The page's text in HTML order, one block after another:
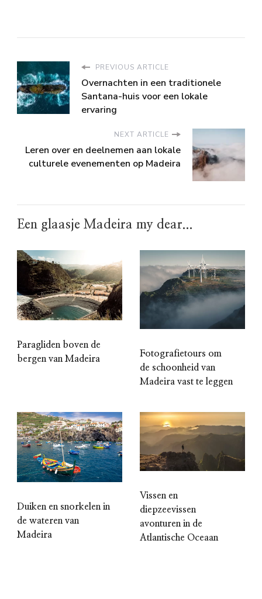
PREVIOUS ARTICLE
Overnachten in een traditionele
Santana-huis voor een lokale
ervaring
NEXT ARTICLE
Leren over en deelnemen aan lokale
culturele evenementen op Madeira
Een glaasje Madeira my dear...
Paragliden boven de
bergen van Madeira
Fotografietours om
de schoonheid van
Madeira vast te leggen
Duiken en snorkelen in
de wateren van
Madeira
Vissen en
diepzeevissen
avonturen in de
Atlantische Oceaan